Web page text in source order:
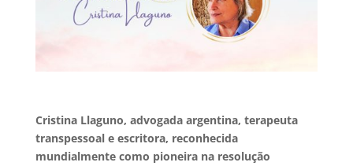
Cristina Llaguno, advogada argentina, terapeuta
transpessoal e escritora, reconhecida
mundialmente como pioneira na resolução